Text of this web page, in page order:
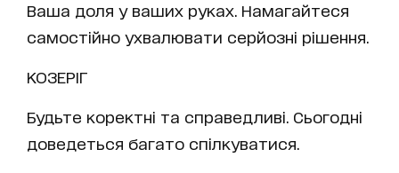
Ваша доля у ваших руках. Намагайтеся
самостійно ухвалювати серйозні рішення.
КОЗЕРІГ
Будьте коректні та справедливі. Сьогодні
доведеться багато спілкуватися.